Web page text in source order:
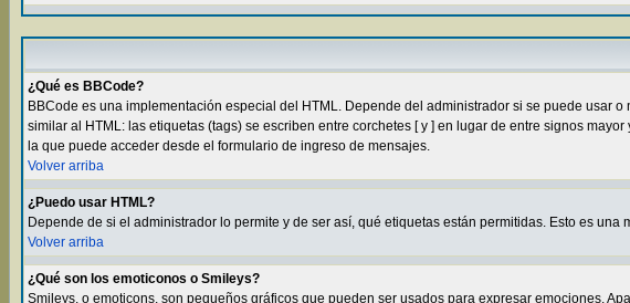
¿Qué es BBCode?
BBCode es una implementación especial del HTML. Depende del administrador si se puede usar
similar al HTML: las etiquetas (tags) se escriben entre corchetes [ y ] en lugar de entre signos
la que puede acceder desde el formulario de ingreso de mensajes.
Volver arriba
¿Puedo usar HTML?
Depende de si el administrador lo permite y de ser así, qué etiquetas están permitidas. Esto es
Volver arriba
¿Qué son los emoticonos o Smileys?
Smileys, o emoticons, son pequeños gráficos que pueden ser usados para expresar emociones.